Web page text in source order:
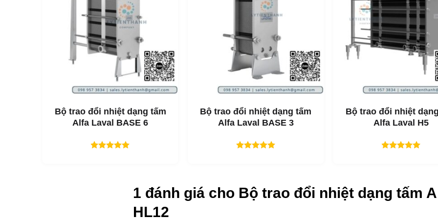
Ứng dụng của Alfa Laval HL12
Chăm sóc gia đình và Cá nhân
Lợi ích của Alfa Laval HL12
Tiêu chuẩn vệ sinh vượt trội – các tấm được thiết kế với an toàn thực phẩm là ưu
Tiêu chuẩn vệ sinh an toàn thực phẩm nghiêm ngặt.
Cung cấp một bộ tấm với sự kết hợp hoàn hảo giữa các tấm.
Tính năng của Alfa Laval HL12
Mọi chi tiết đều được thiết kế cẩn thận để đảm bảo các tiêu chuẩn vệ sinh cao nhất,
và làm sạch hiệu quả. Việc lựa chọn các tính năng có sẵn sẽ phụ thuộc vào cấu
Bộ trao đổi nhiệt dạng tấm
Alfa Laval BASE 6
Bộ trao đổi nhiệt dạng tấm
Alfa Laval BASE 3
Bộ trao đổi nhiệt
Alfa Laval H5
1 đánh giá cho Bộ trao đổi nhiệt dạng tấm
HL12